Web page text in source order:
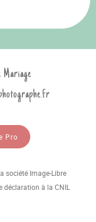
Mariage
Pro
société Image-Libre
à la CNIL